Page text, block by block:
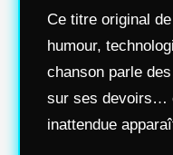
Ce titre original de
humour,
chanson parle
sur ses devoirs…
inattendue